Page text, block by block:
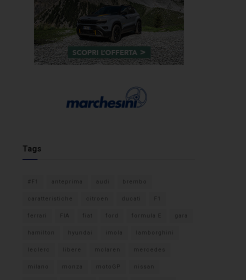
Tags
#F1 anteprima audi brembo
caratteristiche citroen ducati F1
ferrari FIA fiat ford formula E gara
hamilton hyundai imola lamborghini
leclerc libere mclaren mercedes
milano monza motoGP nissan